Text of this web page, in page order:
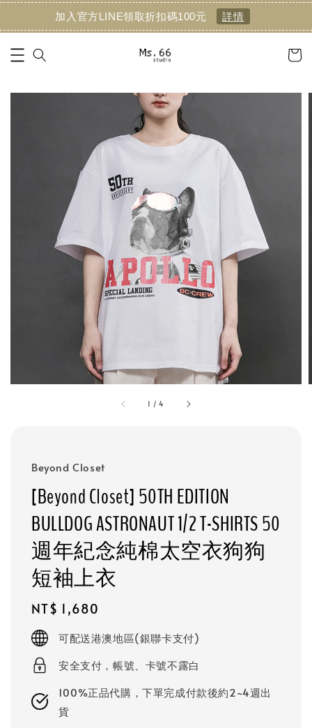
加入官方LINE領取折扣碼100元 詳情
1 /4
Beyond Closet
[Beyond Closet] 50TH EDITION
BULLDOG ASTRONAUT 1/2 T-SHIRTS 50
週年紀念純棉太空衣狗狗
短袖上衣
Regular
price
NT$ 1,680
可配送港澳地區(銀聯卡支付)
安全支付，帳號、卡號不露白
100%正品代購，下單完成付款後約2~4週出
貨